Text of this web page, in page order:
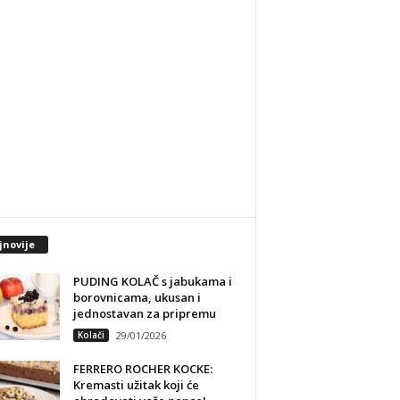
PUDING KOLAČ s jabukama i
borovnicama, ukusan i
jednostavan za pripremu
Kolači 29/01/2026
FERRERO ROCHER KOCKE:
Kremasti užitak koji će